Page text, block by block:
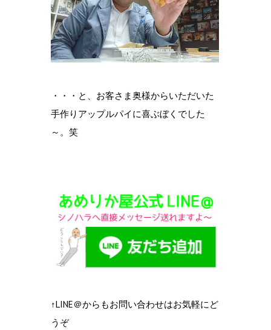
・・・と、お客さま奥様からいただいた
手作りアップルパイに喜ぶぼくでした
～。笑
↑LINE＠からもお問い合わせはお気軽にど
うぞ